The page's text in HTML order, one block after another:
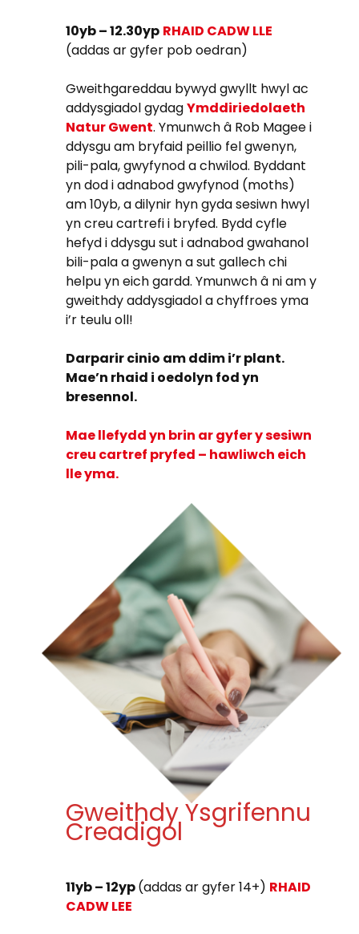
10yb – 12.30yp RHAID CADW LLE
(addas ar gyfer pob oedran)
Gweithgareddau bywyd gwyllt hwyl ac
addysgiadol gydagYmddiriedolaeth
Natur Gwent. Ymunwch â Rob Magee i
ddysgu am bryfaid peillio fel gwenyn,
pili-pala, gwyfynod a chwilod. Byddant
yn dod i adnabod gwyfynod (moths)
am 10yb, a dilynir hyn gyda sesiwn hwyl
yn creu cartrefi i bryfed. Bydd cyfle
hefyd i ddysgu sut i adnabod gwahanol
bili-pala a gwenyn a sut gallech chi
helpu yn eich gardd. Ymunwch â ni am y
gweithdy addysgiadol a chyffroes yma
i’r teulu oll!
Darparir cinio am ddim i’r plant.
Mae’n rhaid i oedolyn fod yn
bresennol.
Mae llefydd yn brin ar gyfer y sesiwn
creu cartref pryfed – hawliwch eich
lle yma.
Gweithdy Ysgrifennu
Creadigol
11yb – 12yp(addas ar gyfer 14+) RHAID
CADW LEE